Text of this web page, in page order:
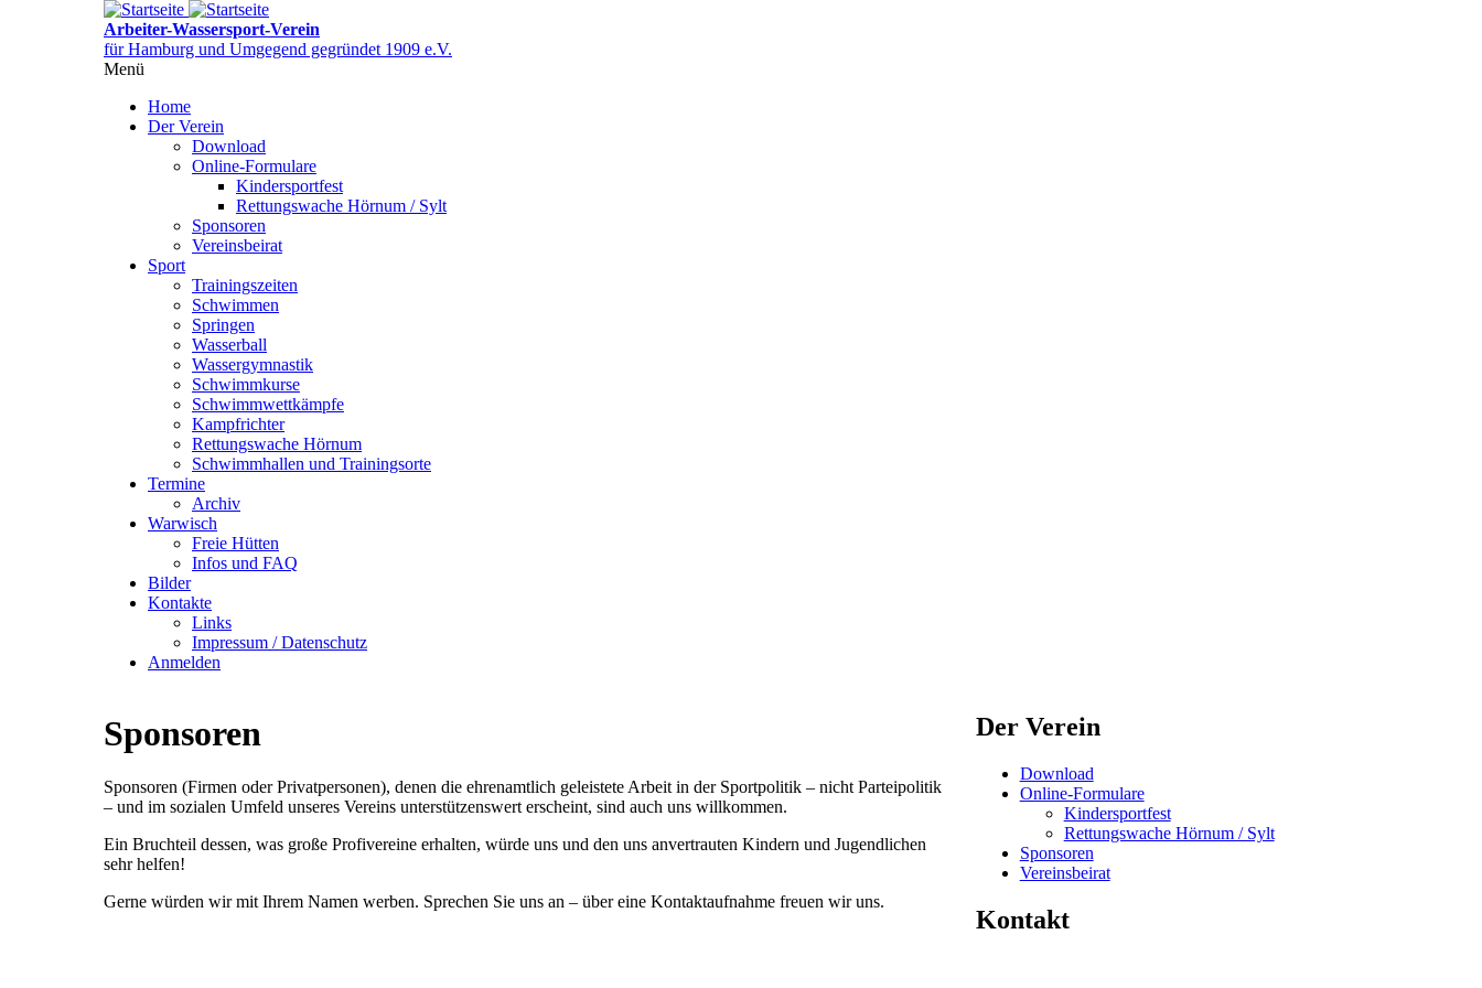
Arbeiter-Wassersport-Verein
für Hamburg und Umgegend gegründet 1909 e.V.
Menü
Home
Der Verein
Download
Online-Formulare
Kindersportfest
Rettungswache Hörnum / Sylt
Sponsoren
Vereinsbeirat
Sport
Trainingszeiten
Schwimmen
Springen
Wasserball
Wassergymnastik
Schwimmkurse
Schwimmwettkämpfe
Kampfrichter
Rettungswache Hörnum
Schwimmhallen und Trainingsorte
Termine
Archiv
Warwisch
Freie Hütten
Infos und FAQ
Bilder
Kontakte
Links
Impressum / Datenschutz
Anmelden
Sponsoren
Sponsoren (Firmen oder Privatpersonen), denen die ehrenamtlich geleistete Arbeit in der Sportpolitik – nicht Parteipolitik
– und im sozialen Umfeld unseres Vereins unterstützenswert erscheint, sind auch uns willkommen.
Ein Bruchteil dessen, was große Profivereine erhalten, würde uns und den uns anvertrauten Kindern und Jugendlichen
sehr helfen!
Gerne würden wir mit Ihrem Namen werben. Sprechen Sie uns an – über eine Kontaktaufnahme freuen wir uns.
Der Verein
Download
Online-Formulare
Kindersportfest
Rettungswache Hörnum / Sylt
Sponsoren
Vereinsbeirat
Kontakt